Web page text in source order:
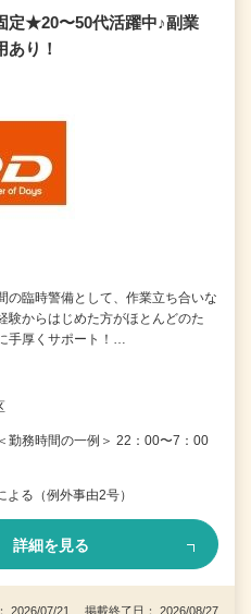
定★20〜50代活躍中♪副業
り！
の臨時警備として、作業立ち合いな
験からはじめた方がほとんどのた
手厚くサポート！…
勤務時間の一例＞ 22：00〜7：00
る（例外事由2号）
詳細を見る
2026/07/21 掲載終了日： 2026/08/27